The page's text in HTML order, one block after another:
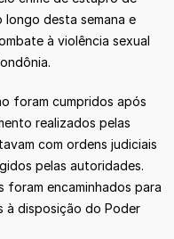
longo desta semana e
à violência sexual
foram cumpridos após
realizados pelas
com ordens judiciais
pelas autoridades.
foram encaminhados para
à disposição do Poder